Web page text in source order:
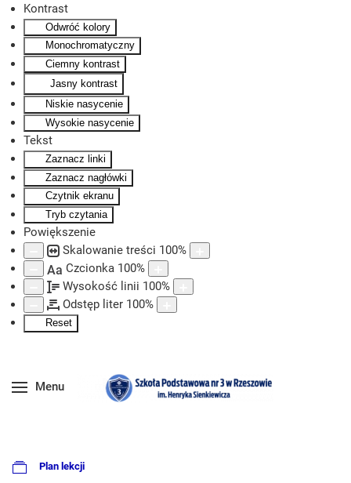
Kontrast
Odwróć kolory
Monochromatyczny
Ciemny kontrast
Jasny kontrast
Niskie nasycenie
Wysokie nasycenie
Tekst
Zaznacz linki
Zaznacz nagłówki
Czytnik ekranu
Tryb czytania
Powiększenie
Skalowanie treści 100%
Aa Czcionka 100%
Wysokość linii 100%
Odstęp liter 100%
Reset
Skip to main content
Menu
Plan lekcji